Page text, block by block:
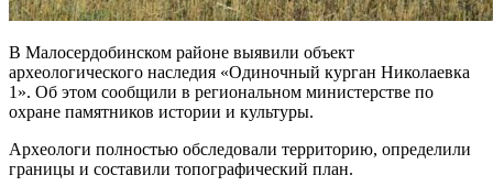
В Малосердобинском районе выявили объект
археологического наследия «Одиночный курган Николаевка
1». Об этом сообщили в региональном министерстве по
охране памятников истории и культуры.
Археологи полностью обследовали территорию, определили
границы и составили топографический план.